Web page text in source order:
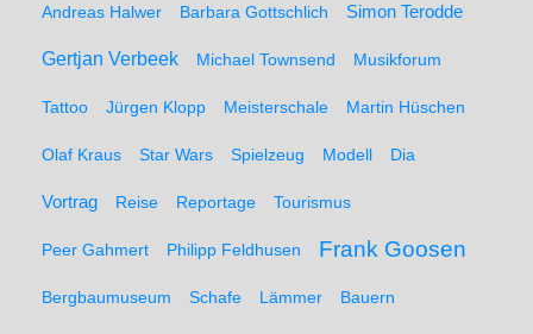
Andreas Halwer Barbara Gottschlich Simon Terodde
Gertjan Verbeek Michael Townsend Musikforum
Tattoo Jürgen Klopp Meisterschale Martin Hüschen
Olaf Kraus Star Wars Spielzeug Modell Dia
Vortrag Reise Reportage Tourismus
Peer Gahmert Philipp Feldhusen Frank Goosen
Bergbaumuseum Schafe Lämmer Bauern